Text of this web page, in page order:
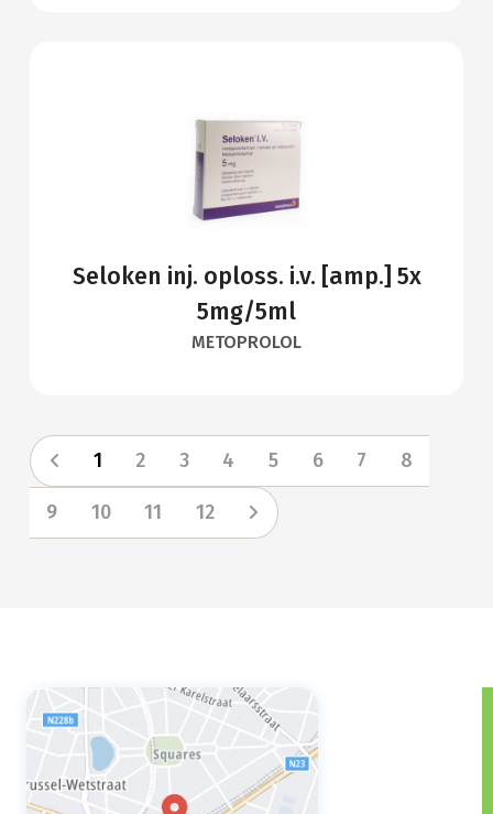
Seloken inj. oploss. i.v. [amp.] 5x
5mg/5ml
METOPROLOL
1 2 3 4 5 6 7 8
9 10 11 12